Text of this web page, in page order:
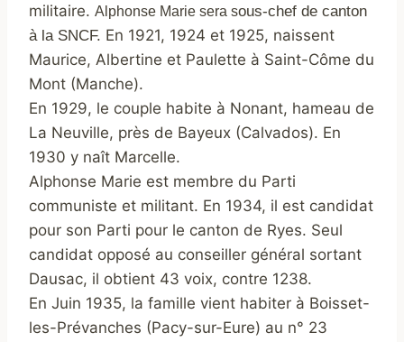
militaire. Alphonse Marie sera sous-chef de canton
à la SNCF. En 1921, 1924 et 1925, naissent
Maurice, Albertine et Paulette à Saint-Côme du
Mont (Manche).
En 1929, le couple habite à Nonant, hameau de
La Neuville, près de Bayeux (Calvados). En
1930 y naît Marcelle.
Alphonse Marie est membre du Parti
communiste et militant. En 1934, il est candidat
pour son Parti pour le canton de Ryes. Seul
candidat opposé au conseiller général sortant
Dausac, il obtient 43 voix, contre 1238.
En Juin 1935, la famille vient habiter à Boisset-
les-Prévanches (Pacy-sur-Eure) au n° 23